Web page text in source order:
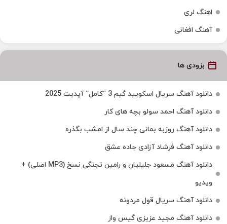
اهنگ لری
آهنگ افغانی
بزودی ها
دانلود آهنگ سریال اسکویید گیم 3 “کامل” آپدیت 2025
دانلود آهنگ احمد سولو بچه های کار
دانلود آهنگ روزبه بمانی چند سال از امشب بگذره
دانلود آهنگ فرشاد آزادی جاده عشق
دانلود آهنگ مسعود جلیلیان و رامین تجنگی نسخ (MP3 اصلی) +
ویدیو
دانلود آهنگ سریال قول مردونه
دانلود آهنگ مجید عزیزی گیس واز